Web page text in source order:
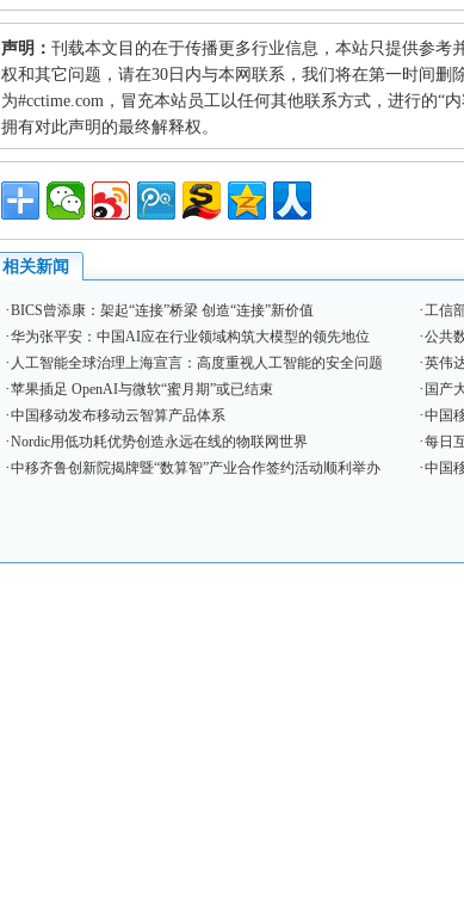
声明： 刊载本文目的在于传播更多行业信息，本站只提供参考
权和其它问题，请在30日内与本网联系，我们将在第一时间删
为#cctime.com，冒充本站员工以任何其他联系方式，进行的“
拥有对此声明的最终解释权。
相关新闻
·BICS曾添康：架起“连接”桥梁 创造“连接”新价值 ·工信
·华为张平安：中国AI应在行业领域构筑大模型的领先地位 ·公共
· 人工智能全球治理上海宣言：高度重视人工智能的安全问题 ·英伟
·苹果插足 OpenAI与微软“蜜月期”或已结束 · 国产
·中国移动发布移动云智算产品体系 ·中国
·Nordic用低功耗优势创造永远在线的物联网世界 ·每日
·中移齐鲁创新院揭牌暨“数算智”产业合作签约活动顺利举办 ·中国